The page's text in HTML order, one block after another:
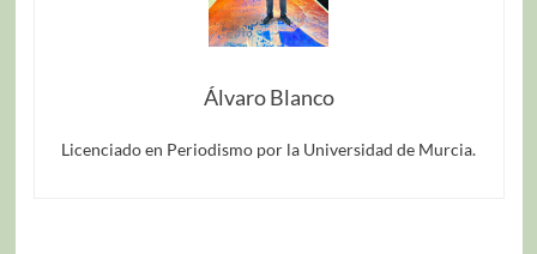
Álvaro Blanco
Licenciado en Periodismo por la Universidad de Murcia.